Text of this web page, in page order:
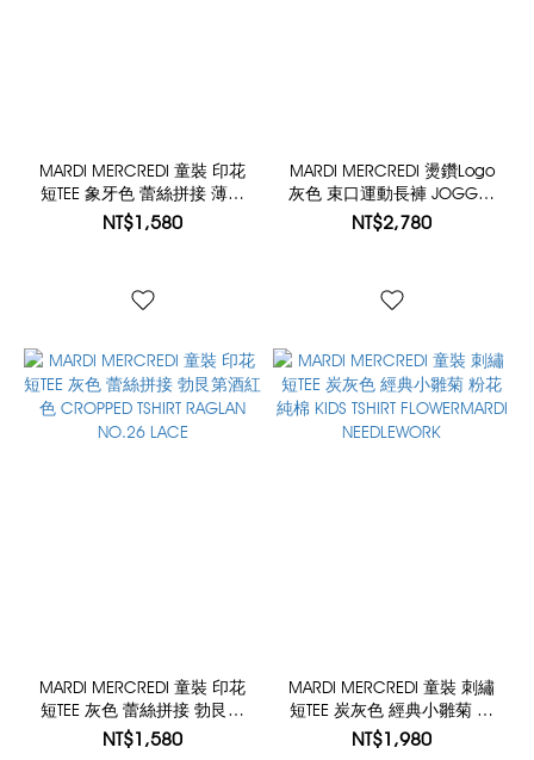
MARDI MERCREDI 童裝 印花
短TEE 象牙色 蕾絲拼接 薄荷
色 CROPPED TSHIRT RAGLAN
NT$1,580
MARDI MERCREDI 燙鑽Logo
灰色 束口運動長褲 JOGGER
PANTS MARDI LOGO HOTFIX
NT$2,780
MARDI MERCREDI 童裝 印花
短TEE 灰色 蕾絲拼接 勃艮第
酒紅色 CROPPED TSHIRT
NT$1,580
MARDI MERCREDI 童裝 刺繡
短TEE 炭灰色 經典小雛菊 粉
花 純棉 KIDS TSHIRT
NT$1,980